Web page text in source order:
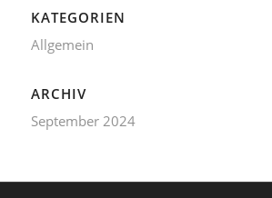
KATEGORIEN
Allgemein
ARCHIV
September 2024